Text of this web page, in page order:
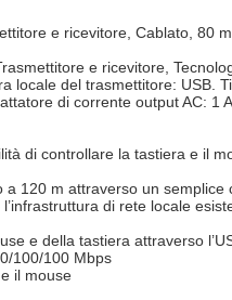
e ricevitore, Cablato, 80
e ricevitore,
locale del trasmettitore: USB.
di corrente output AC:
di controllare la tastiera e il
120 m attraverso un semplice
di rete locale
e della tastiera attraverso
100/100 Mbps
il mouse